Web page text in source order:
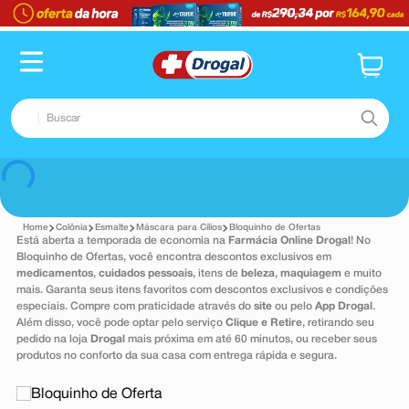
Buscar
Colônia Esmalte Máscara para Cílios Bloquinho de Ofertas
Está aberta a temporada de economia na Farmácia Online Drogal ! No
Bloquinho de Ofertas, você encontra descontos exclusivos em
medicamentos, cuidados pessoais, itens de beleza, maquiagem e muito
mais. Garanta seus itens favoritos com descontos exclusivos e condições
especiais. Compre com praticidade através do siteou pelo App Drogal .
Além disso, você pode optar pelo serviço Clique e Retire, retirando seu
pedido na loja Drogal mais próxima em até 60 minutos, ou receber seus
produtos no conforto da sua casa com entrega rápida e segura.
TERMOS MAIS BUSCADOS
1º fralda
2º pampers confort sec max
3
4º
6º minoxidil
7º desodorante
8º absorvente
9º teste gravidez
10ºesmalte
TERMOS MAIS BUSCADOS
2º pampers confort sec max
3º dipirona
4º lenço umedecido
5º tadalafila
7º desodorante